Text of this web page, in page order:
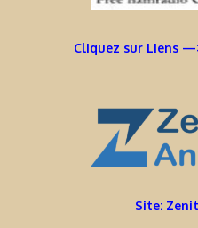
Cliquez sur Liens
Site: